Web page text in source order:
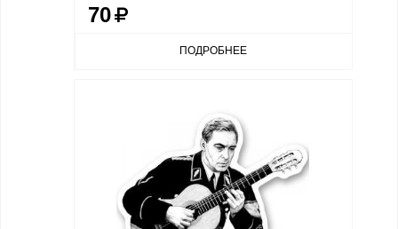
Меняйтесь.»
70
ПОДРОБНЕЕ